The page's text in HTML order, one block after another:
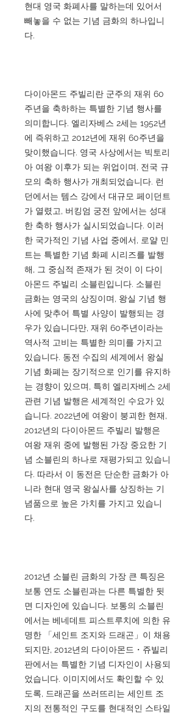
현대 영국 화폐사를 말하는데 있어서
빼놓을 수 없는 기념 금화의 하나입니
다.
다이아몬드 주빌리란 군주의 재위 60
주년을 축하하는 특별한 기념 행사를
의미합니다. 엘리자베스 2세는 1952년
에 즉위하고 2012년에 재위 60주년을
맞이했습니다. 영국 사상에서는 빅토리
아 여왕 이후가 되는 위업이며, 전국 규
모의 축하 행사가 개최되었습니다. 런
던에서는 템스 강에서 대규모 페이던트
가 열렸고, 버킹엄 궁전 앞에서는 성대
한 축하 행사가 실시되었습니다. 이러
한 국가적인 기념 사업 중에서, 로얄 민
트는 특별한 기념 화폐 시리즈를 발행
해, 그 중심적 존재가 된 것이 이 다이
아몬드 주빌리 소블린입니다. 소블린
금화는 영국의 상징이며, 왕실 기념 행
사에 맞추어 특별 사양이 발행되는 경
우가 있습니다만, 재위 60주년이라는
역사적 고비는 특별한 의미를 가지고
있습니다. 동전 수집의 세계에서 왕실
기념 화폐는 장기적으로 인기를 유지하
는 경향이 있으며, 특히 엘리자베스 2세
관련 기념 발행은 세계적인 수요가 있
습니다. 2022년에 여왕이 붕괴한 현재,
2012년의 다이아몬드 주빌리 발행은
여왕 재위 중에 발행된 가장 중요한 기
념 소블린의 하나로 재평가되고 있습니
다. 따라서 이 동전은 단순한 금화가 아
니라 현대 영국 왕실사를 상징하는 기
념품으로 높은 가치를 가지고 있습니
다.
2012년 소블린 금화의 가장 큰 특징은
보통 연도 소블린과는 다른 특별한 뒷
면 디자인에 있습니다. 보통의 소블린
에서는 베네데트 피스트루치에 의한 유
명한 「세인트 조지와 드래곤」이 채용
되지만, 2012년의 다이아몬드・쥬빌리
판에서는 특별한 기념 디자인이 사용되
었습니다. 이미지에서도 확인할 수 있
도록, 드래곤을 쓰러뜨리는 세인트 조
지의 전통적인 구도를 현대적인 스타일